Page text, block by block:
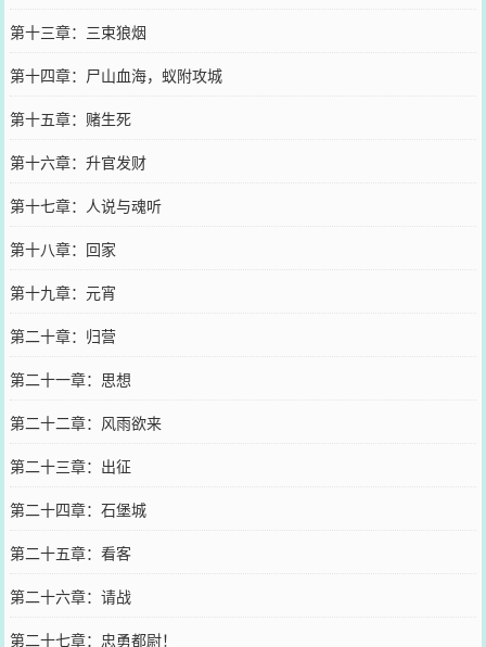
第十三章：三束狼烟
第十四章：尸山血海，蚁附攻城
第十五章：赌生死
第十六章：升官发财
第十七章：人说与魂听
第十八章：回家
第十九章：元宵
第二十章：归营
第二十一章：思想
第二十二章：风雨欲来
第二十三章：出征
第二十四章：石堡城
第二十五章：看客
第二十六章：请战
第二十七章：忠勇都尉！